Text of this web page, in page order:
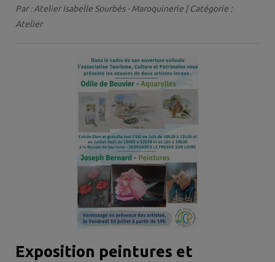
Par : Atelier Isabelle Sourbès - Maroquinerie | Catégorie :
Atelier
Exposition peintures et